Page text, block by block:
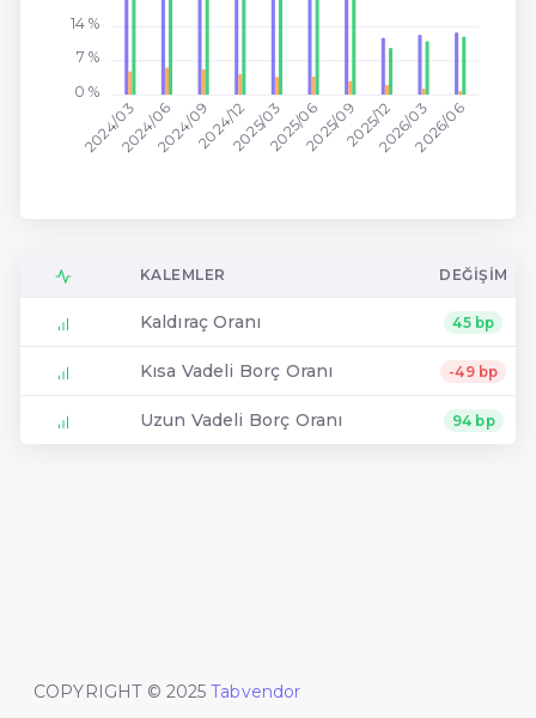
2024/032024/062024/092024/122025/032025/062025/092025/122026/032026/06
14 %
7 %
0 %
KALEMLER DEĞIŞIM
Kaldıraç Oranı 45 bp
Kısa Vadeli Borç Oranı -49 bp
Uzun Vadeli Borç Oranı 94 bp
COPYRIGHT © 2025 Tabvendor